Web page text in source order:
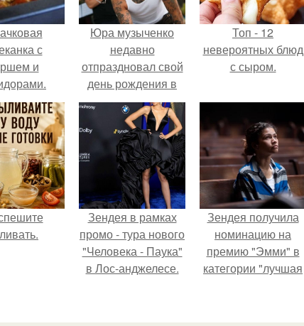
с
и
Юра музыченко
недавно
отпраздновал свой
день рождения в
кругу самых
близких и родных
людей.
Топ - 12
невероятных блюд
с сыром.
Зендея в рамках
промо - тура нового
"Человека - Паука"
в Лос-анджелесе.
Зендея получила
номинацию на
премию "Эмми" в
категории "лучшая
сериале" за третий